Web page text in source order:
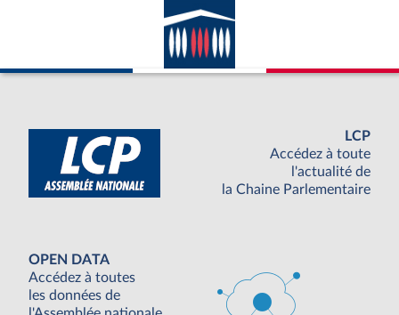
LCP
Accédez à toute
l'actualité de
la Chaine Parlementaire
OPEN DATA
Accédez à toutes
les données de